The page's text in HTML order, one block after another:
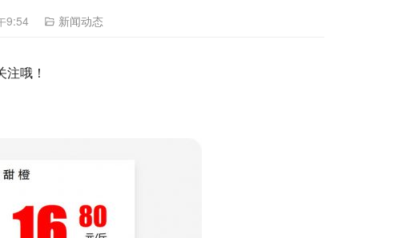
9:54 新闻动态
哦！